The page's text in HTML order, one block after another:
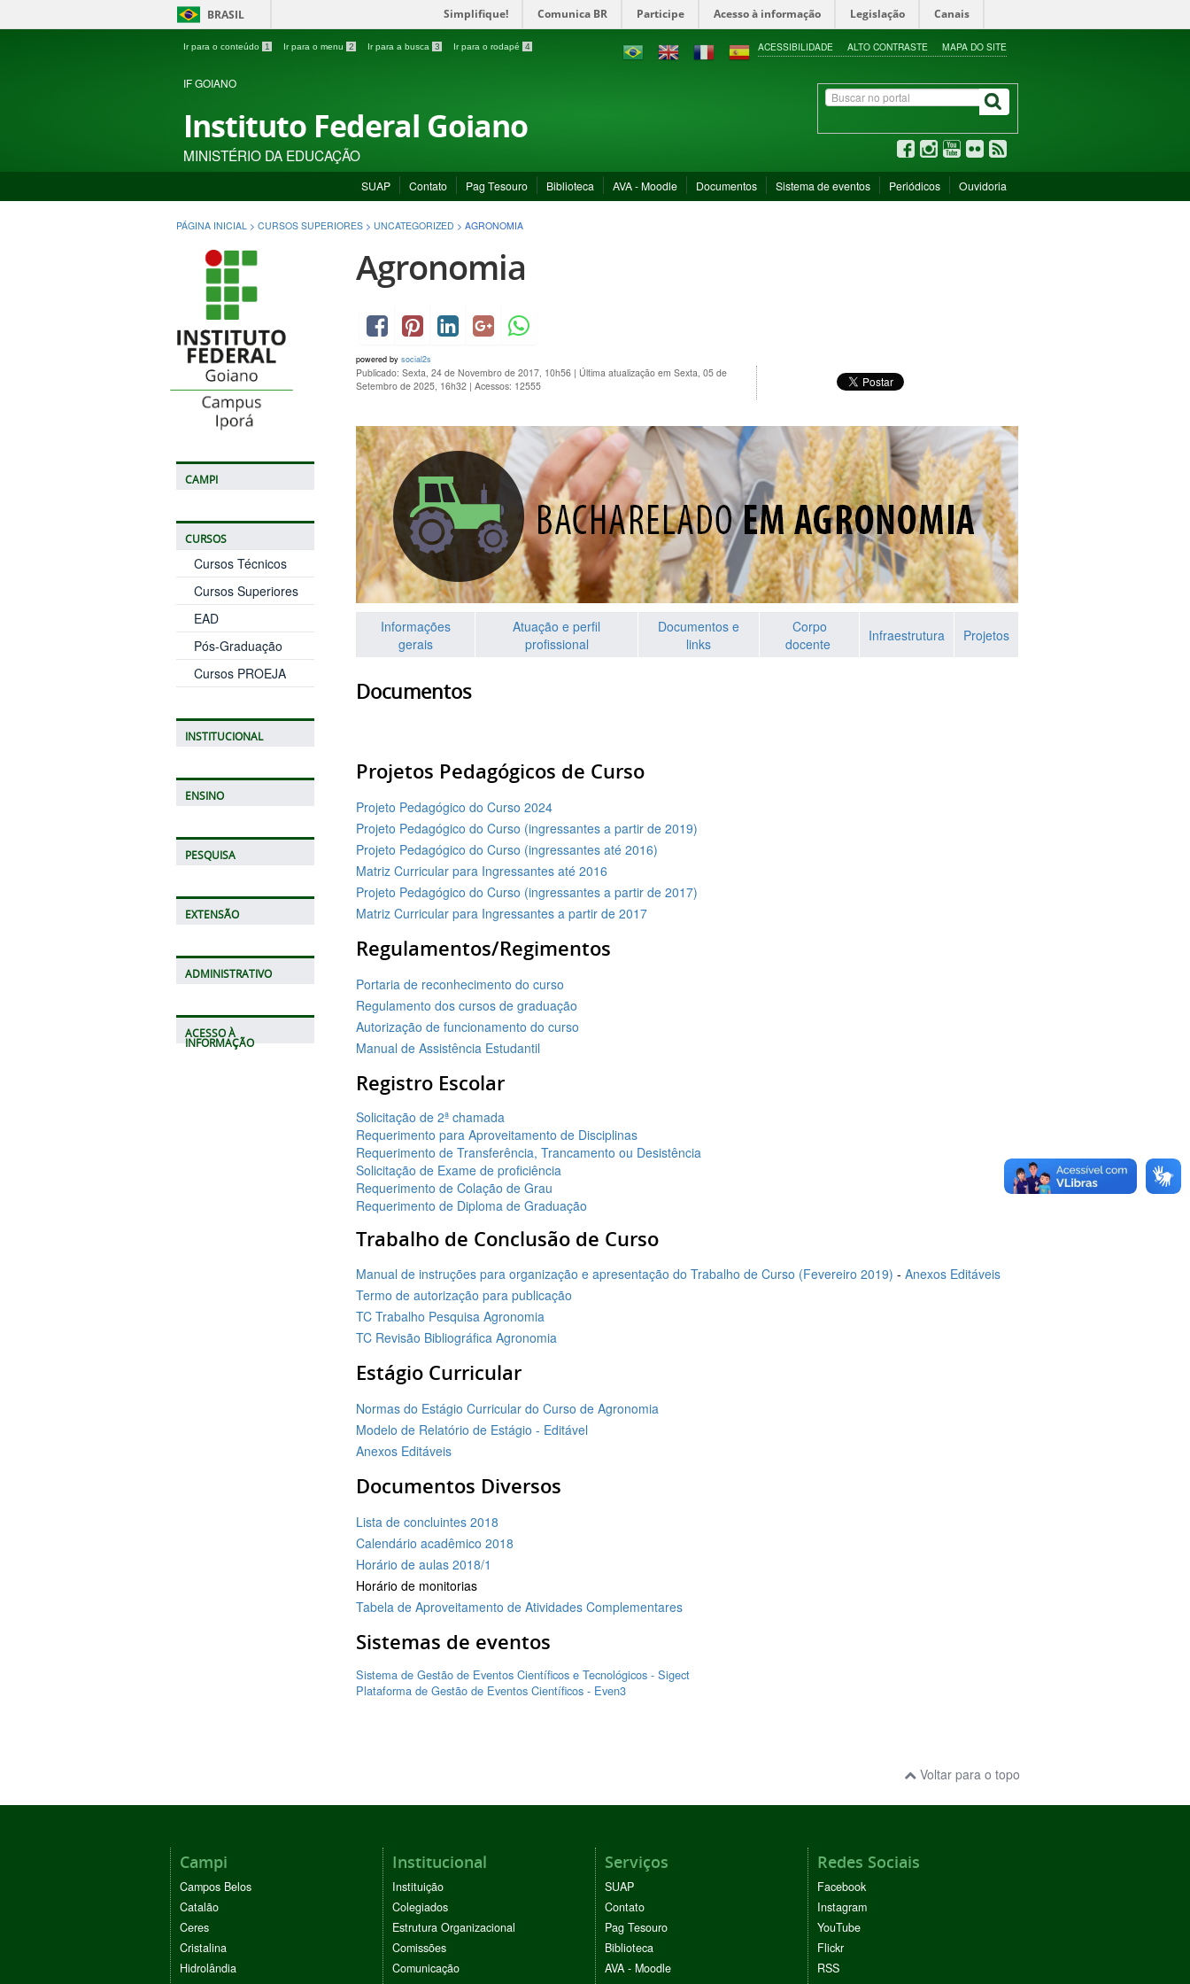
BRASIL Simplifique! Comunica BR Participe Acesso à informação Legislação Canais
Ir para o conteúdo 1 Ir para o menu 2 Ir para a busca 3 Ir para o rodapé 4 ACESSIBILIDADE ALTO CONTRASTE MAPA DO SITE
IF GOIANO
Instituto Federal Goiano
MINISTÉRIO DA EDUCAÇÃO
SUAP Contato Pag Tesouro Biblioteca AVA - Moodle Documentos Sistema de eventos Periódicos Ouvidoria
PÁGINA INICIAL > CURSOS SUPERIORES > UNCATEGORIZED > AGRONOMIA
CAMPI
CURSOS
Cursos Técnicos
Cursos Superiores
EAD
Pós-Graduação
Cursos PROEJA
INSTITUCIONAL
ENSINO
PESQUISA
EXTENSÃO
ADMINISTRATIVO
ACESSO À
INFORMAÇÃO
Agronomia
powered by social2s
Publicado: Sexta, 24 de Novembro de 2017, 10h56 | Última atualização em Sexta, 05 de
Setembro de 2025, 16h32 | Acessos: 12555
Informações
gerais
Atuação e perfil
profissional
Documentos e
links
Corpo
docente
Infraestrutura Projetos
Documentos
Projetos Pedagógicos de Curso
Projeto Pedagógico do Curso 2024
Projeto Pedagógico do Curso (ingressantes a partir de 2019)
Projeto Pedagógico do Curso (ingressantes até 2016)
Matriz Curricular para Ingressantes até 2016
Projeto Pedagógico do Curso (ingressantes a partir de 2017)
Matriz Curricular para Ingressantes a partir de 2017
Regulamentos/Regimentos
Portaria de reconhecimento do curso
Regulamento dos cursos de graduação
Autorização de funcionamento do curso
Manual de Assistência Estudantil
Registro Escolar
Solicitação de 2ª chamada
Requerimento para Aproveitamento de Disciplinas
Requerimento de Transferência, Trancamento ou Desistência
Solicitação de Exame de proficiência
Requerimento de Colação de Grau
Requerimento de Diploma de Graduação
Trabalho de Conclusão de Curso
Manual de instruções para organização e apresentação do Trabalho de Curso (Fevereiro 2019) - Anexos Editáveis
Termo de autorização para publicação
TC Trabalho Pesquisa Agronomia
TC Revisão Bibliográfica Agronomia
Estágio Curricular
Normas do Estágio Curricular do Curso de Agronomia
Modelo de Relatório de Estágio - Editável
Anexos Editáveis
Documentos Diversos
Lista de concluintes 2018
Calendário acadêmico 2018
Horário de aulas 2018/1
Horário de monitorias
Tabela de Aproveitamento de Atividades Complementares
Sistemas de eventos
Sistema de Gestão de Eventos Científicos e Tecnológicos - Sigect
Plataforma de Gestão de Eventos Científicos - Even3
Voltar para o topo
Campi
Campos Belos
Catalão
Ceres
Cristalina
Hidrolândia
Institucional
Instituição
Colegiados
Estrutura Organizacional
Comissões
Comunicação
Serviços
SUAP
Contato
Pag Tesouro
Biblioteca
AVA - Moodle
Redes Sociais
Facebook
Instagram
YouTube
Flickr
RSS